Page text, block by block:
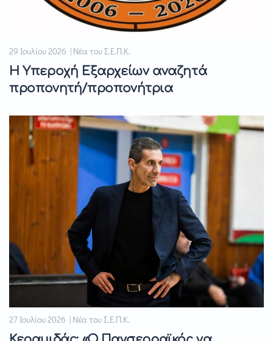
29 Ιουλίου 2026 | Νέα του Σ.Ε.Π.Κ.
Η Υπεροχή Εξαρχείων αναζητά
προπονητή/προπονήτρια
27 Ιουλίου 2026 | Νέα του Σ.Ε.Π.Κ.